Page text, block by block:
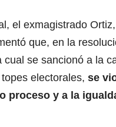
el exmagistrado
que, en la
cual se sancionó a la
electorales, se
proceso y a la